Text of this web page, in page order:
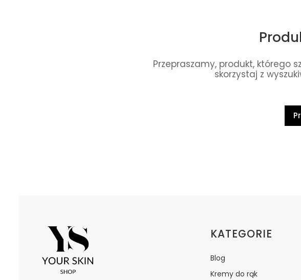
Przepraszamy, produkt, którego
skorzystaj z
Linki w stopce
KATEGORIE
Blog
Kremy do rąk